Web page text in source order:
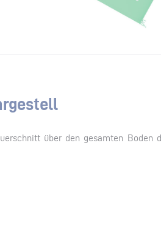
über den gesamten